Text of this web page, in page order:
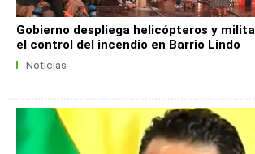
Gobierno despliega helicópteros y
el control del incendio en Barrio Lindo
Noticias